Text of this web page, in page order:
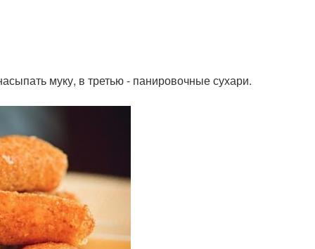
муку, в третью - панировочные сухари.